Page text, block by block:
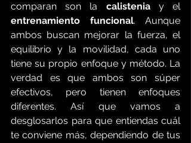
comparan son la calistenia
y el
entrenamiento funcional. Aunque
ambos buscan mejorar la fuerza, el
equilibrio y la movilidad, cada uno
tiene su propio enfoque y método. La
verdad es que ambos son súper
efectivos, pero tienen enfoques
diferentes. Así que vamos a
desglosarlos para que entiendas cuál
te conviene más, dependiendo de tus